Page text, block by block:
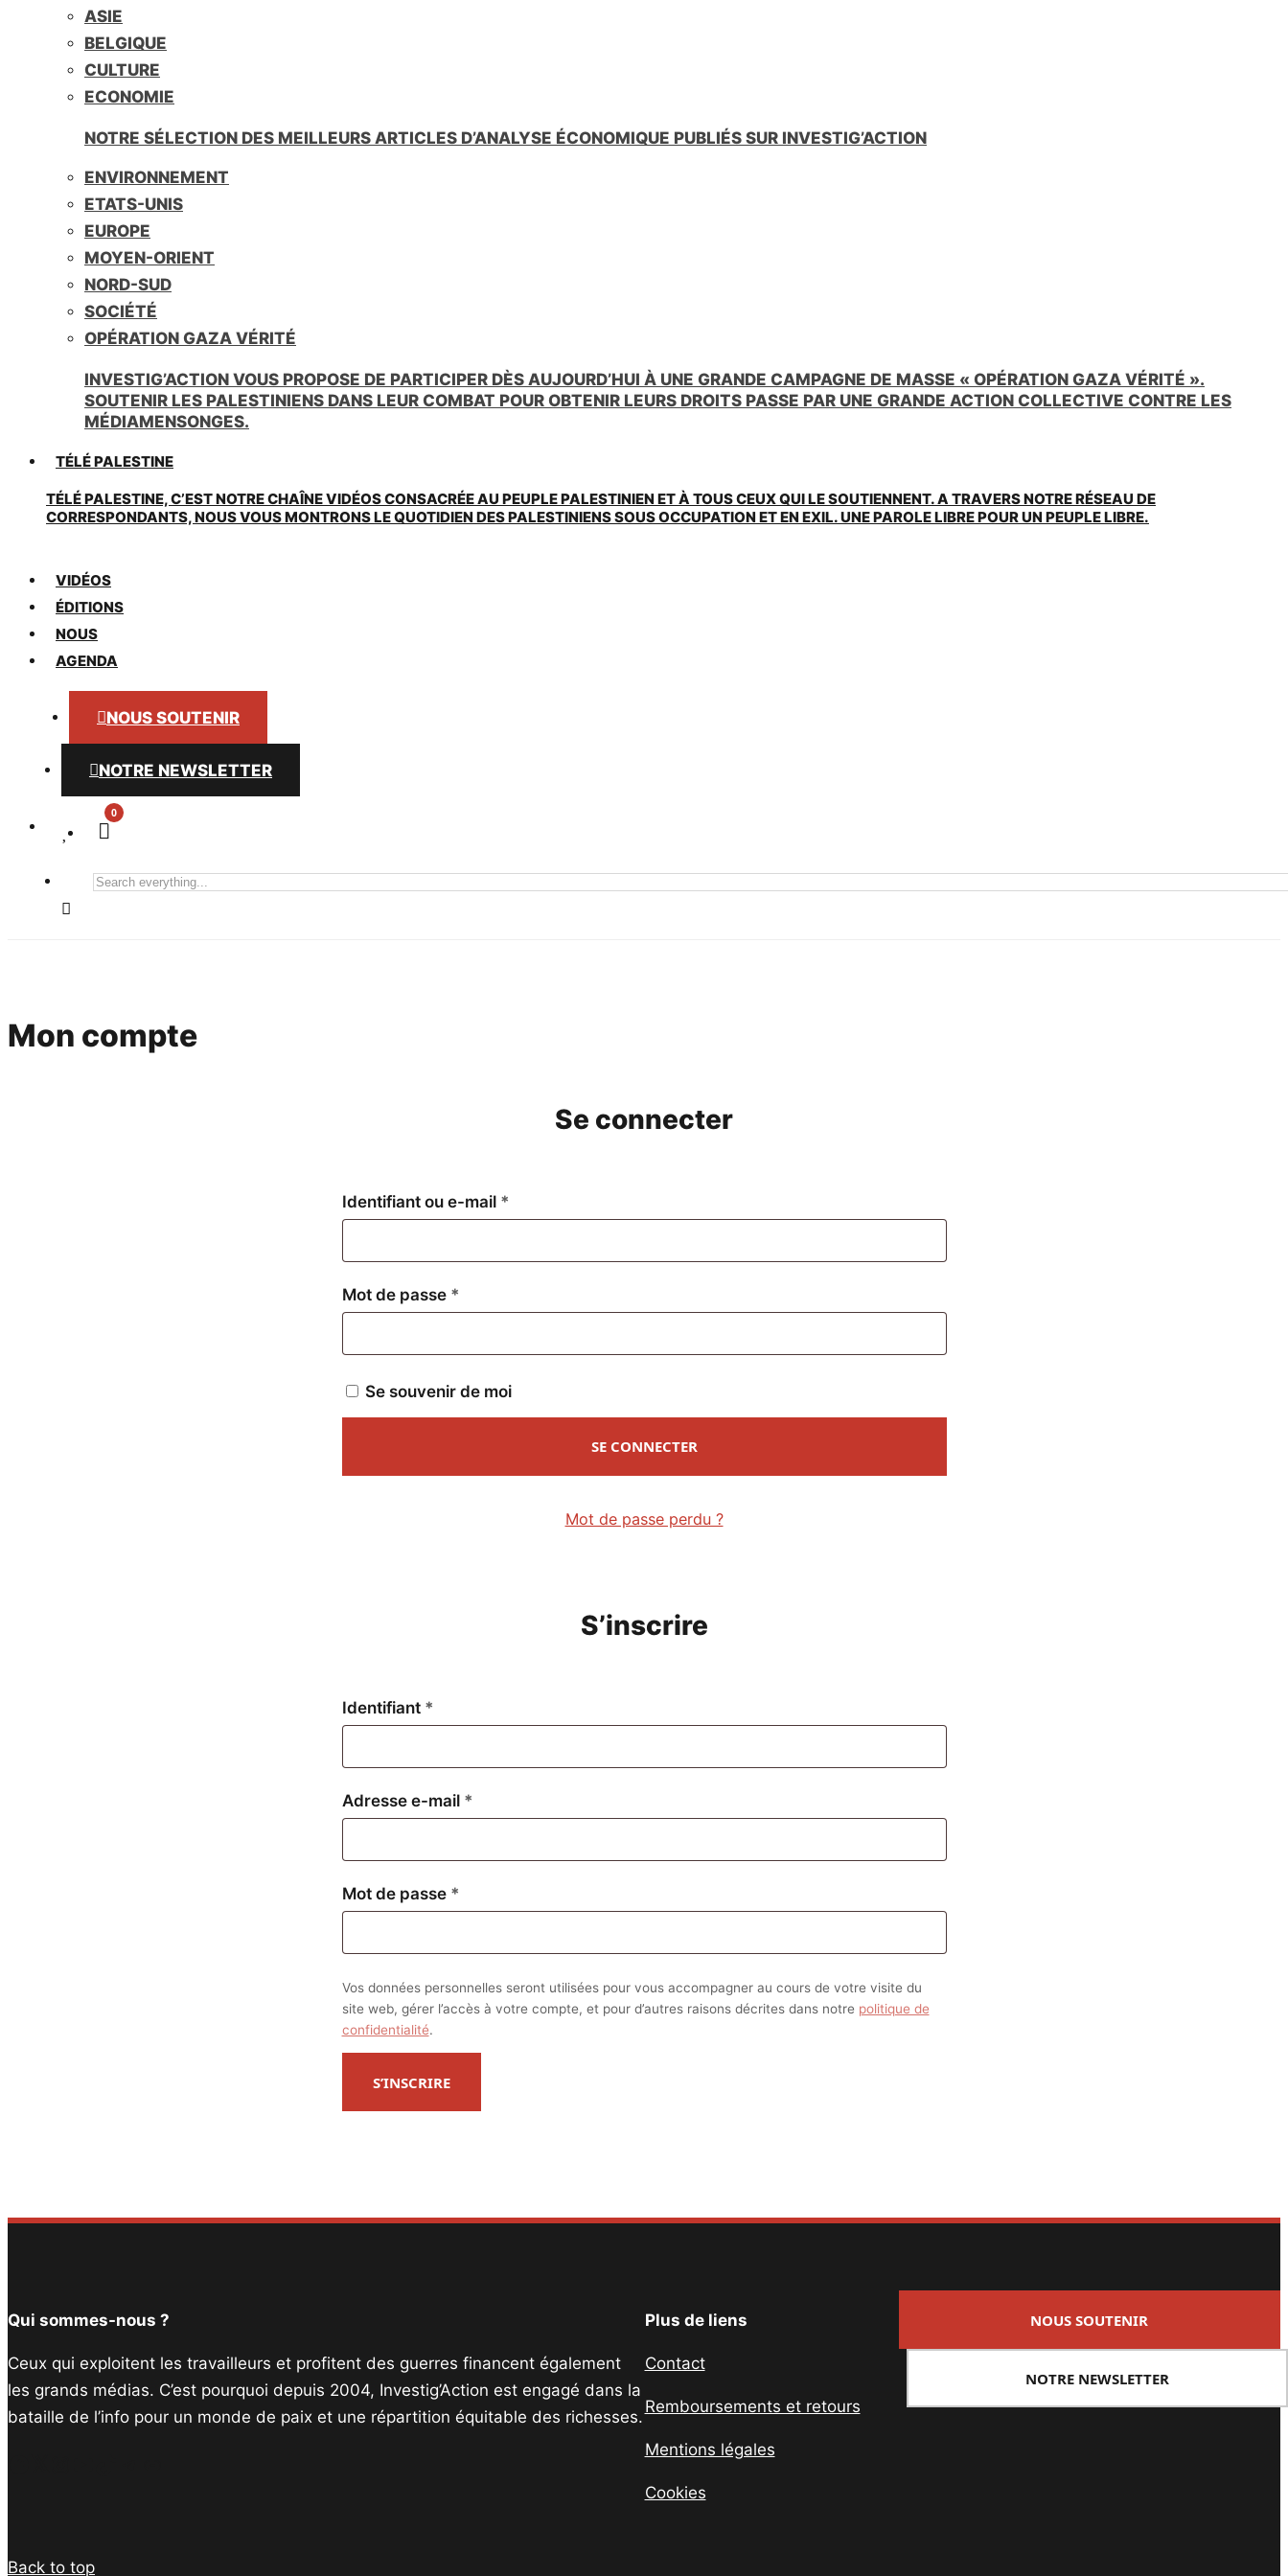
ASIE
BELGIQUE
CULTURE
ECONOMIE
NOTRE SÉLECTION DES MEILLEURS ARTICLES D’ANALYSE ÉCONOMIQUE PUBLIÉS SUR INVESTIG’ACTION
ENVIRONNEMENT
ETATS-UNIS
EUROPE
MOYEN-ORIENT
NORD-SUD
SOCIÉTÉ
OPÉRATION GAZA VÉRITÉ
INVESTIG’ACTION VOUS PROPOSE DE PARTICIPER DÈS AUJOURD’HUI À UNE GRANDE CAMPAGNE DE MASSE « OPÉRATION GAZA VÉRITÉ ».
SOUTENIR LES PALESTINIENS DANS LEUR COMBAT POUR OBTENIR LEURS DROITS PASSE PAR UNE GRANDE ACTION COLLECTIVE CONTRE LES
MÉDIAMENSONGES.
TÉLÉ PALESTINE
TÉLÉ PALESTINE, C’EST NOTRE CHAÎNE VIDÉOS CONSACRÉE AU PEUPLE PALESTINIEN ET À TOUS CEUX QUI LE SOUTIENNENT. A TRAVERS NOTRE RÉSEAU DE
CORRESPONDANTS, NOUS VOUS MONTRONS LE QUOTIDIEN DES PALESTINIENS SOUS OCCUPATION ET EN EXIL. UNE PAROLE LIBRE POUR UN PEUPLE LIBRE.
VIDÉOS
ÉDITIONS
NOUS
AGENDA
NOUS SOUTENIR
NOTRE NEWSLETTER
0
Search
Mon compte
Se connecter
Identifiant ou e-mail *
Mot de passe *
Se souvenir de moi
SE CONNECTER
Mot de passe perdu ?
S’inscrire
Identifiant *
Adresse e-mail *
Mot de passe *
Vos données personnelles seront utilisées pour vous accompagner au cours de votre visite du
site web, gérer l’accès à votre compte, et pour d’autres raisons décrites dans notre politique de
confidentialité.
S’INSCRIRE
Qui sommes-nous ?
Ceux qui exploitent les travailleurs et profitent des guerres financent également
les grands médias. C’est pourquoi depuis 2004, Investig’Action est engagé dans la
bataille de l’info pour un monde de paix et une répartition équitable des richesses.
Plus de liens
Contact
Remboursements et retours
Mentions légales
Cookies
NOUS SOUTENIR
NOTRE NEWSLETTER
Back to top